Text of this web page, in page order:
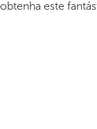
obtenha este